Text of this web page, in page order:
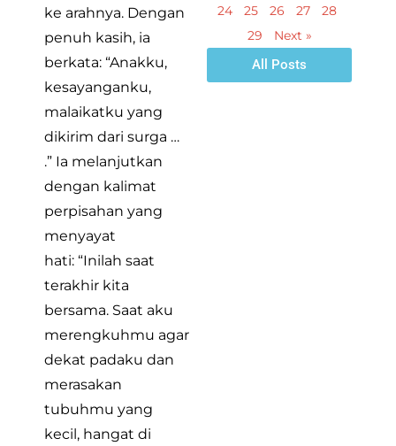
ke arahnya. Dengan
penuh kasih, ia
berkata: “Anakku,
kesayanganku,
malaikatku yang
dikirim dari surga …
.” Ia melanjutkan
dengan kalimat
perpisahan yang
menyayat
hati: “Inilah saat
terakhir kita
bersama. Saat aku
merengkuhmu agar
dekat padaku dan
merasakan
tubuhmu yang
kecil, hangat di
24 25 26 27
28
29
Next »
All Posts